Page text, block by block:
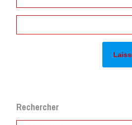
Rechercher